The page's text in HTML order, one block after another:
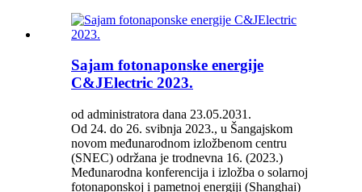
Sajam fotonaponske energije
C&JElectric 2023.
od administratora dana 23.05.2031.
Od 24. do 26. svibnja 2023., u Šangajskom
novom međunarodnom izložbenom centru
(SNEC) održana je trodnevna 16. (2023.)
Međunarodna konferencija i izložba o solarnoj
fotonaponskoj i pametnoj energiji (Shanghai)